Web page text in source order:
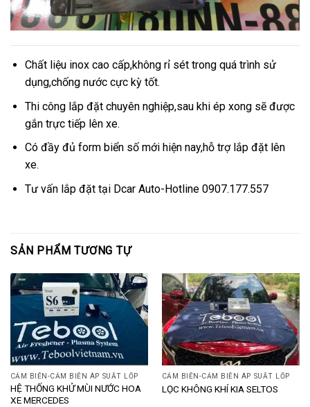
Chất liệu inox cao cấp,không rỉ sét trong quá trình sử
dụng,chống nước cực kỳ tốt.
Thi công lắp đặt chuyên nghiệp,sau khi ép xong sẽ được
gắn trực tiếp lên xe.
Có đầy đủ form biển số mới hiện nay,hỗ trợ lắp đặt lên
xe.
Tư vấn lắp đặt tại Dcar Auto-Hotline 0907.177.557
SẢN PHẨM TƯƠNG TỰ
CẢM BIẾN-CẢM BIẾN ÁP SUẤT LỐP
HỆ THỐNG KHỬ MÙI NƯỚC HOA
XE MERCEDES
CẢM BIẾN-CẢM BIẾN ÁP SUẤT LỐP
LỌC KHÔNG KHÍ KIA SELTOS